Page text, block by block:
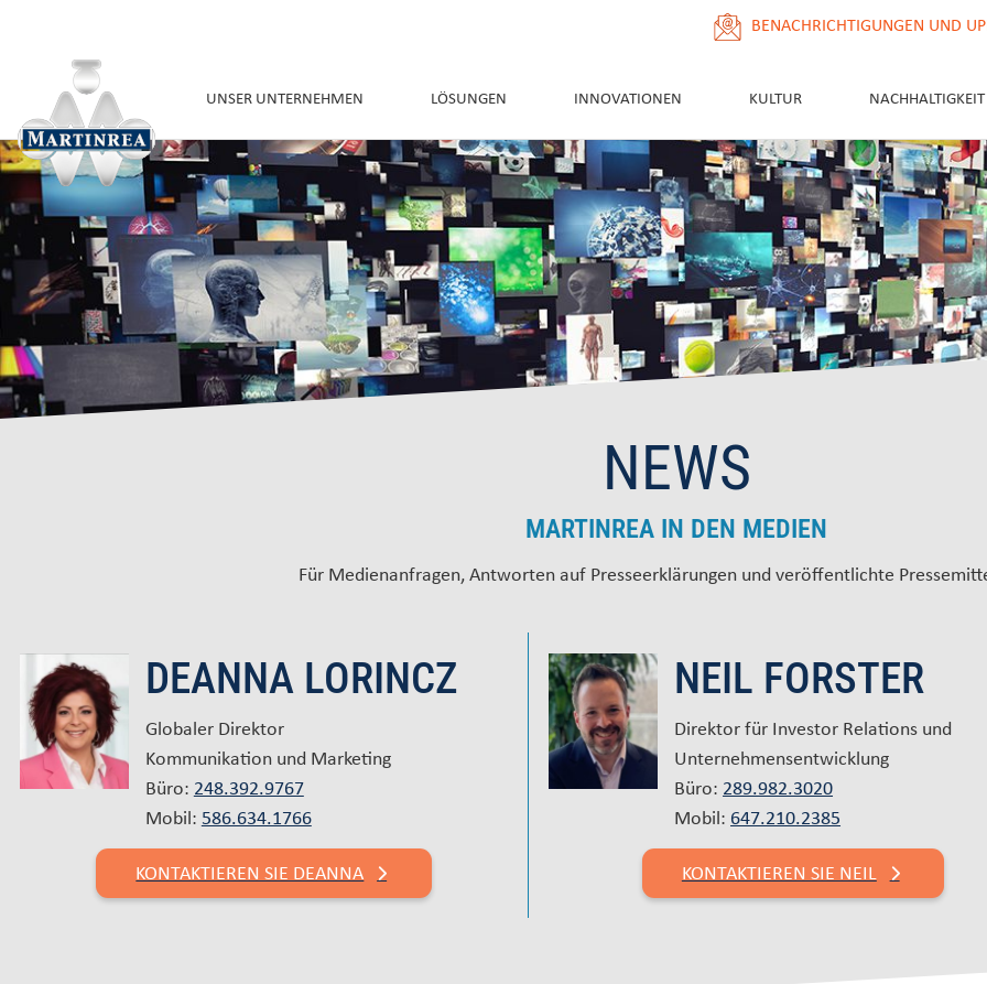
BENACHRICHTIGUNGEN UND
UNSER UNTERNEHMEN LÖSUNGEN INNOVATIONEN KULTUR NACHHALTIGKEIT
NEWS
MARTINREA IN DEN MEDIEN
Für Medienanfragen, Antworten auf Presseerklärungen und veröffentlichte
DEANNA LORINCZ
Globaler Direktor
Kommunikation und Marketing
Büro: 248.392.9767
Mobil: 586.634.1766
KONTAKTIEREN SIE DEANNA
NEIL FORSTER
Direktor für Investor Relations und
Unternehmensentwicklung
Büro: 289.982.3020
Mobil: 647.210.2385
KONTAKTIEREN SIE NEIL